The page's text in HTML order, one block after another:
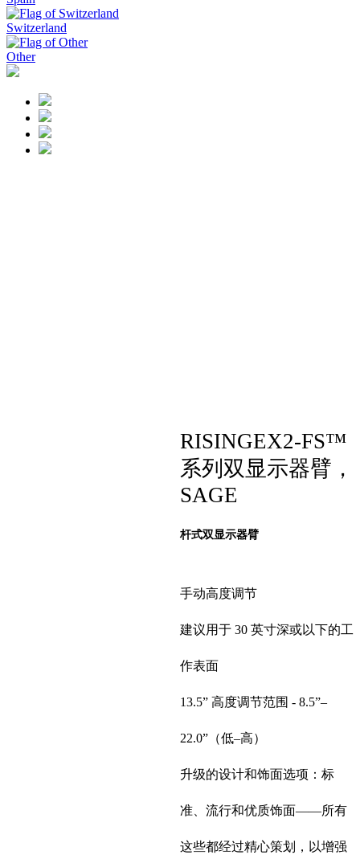
Switzerland
Other
RISINGEX2-FS™
系列双显示器臂，
SAGE
杆式双显示器臂
手动高度调节
建议用于 30 英寸深或以下的工
作表面
13.5” 高度调节范围 - 8.5”–
22.0”（低–高）
升级的设计和饰面选项：标
准、流行和优质饰面——所有
这些都经过精心策划，以增强